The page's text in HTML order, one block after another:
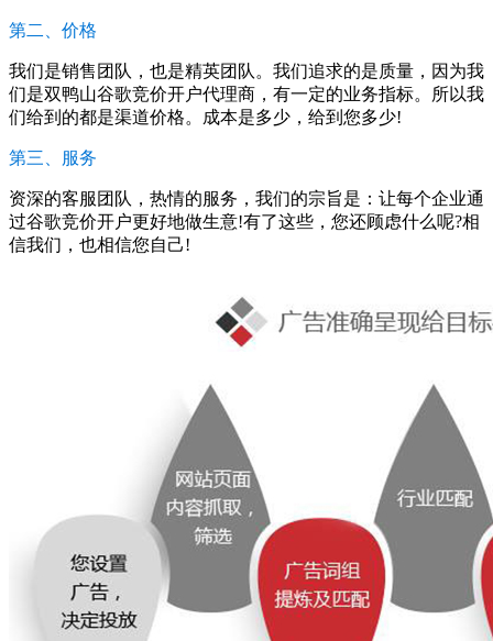
第二、价格
我们是销售团队，也是精英团队。我们追求的是质量，因为我
们是双鸭山谷歌竞价开户代理商，有一定的业务指标。所以我
们给到的都是渠道价格。成本是多少，给到您多少!
第三、服务
资深的客服团队，热情的服务，我们的宗旨是：让每个企业通
过谷歌竞价开户更好地做生意!有了这些，您还顾虑什么呢?相
信我们，也相信您自己!